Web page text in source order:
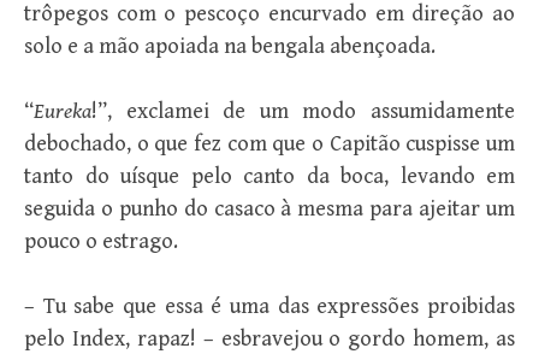
trôpegos com o pescoço encurvado em direção ao
solo e a mão apoiada na bengala abençoada.
“Eureka!”, exclamei de um modo assumidamente
debochado, o que fez com que o Capitão cuspisse um
tanto do uísque pelo canto da boca, levando em
seguida o punho do casaco à mesma para ajeitar um
pouco o estrago.
– Tu sabe que essa é uma das expressões proibidas
pelo Index, rapaz! – esbravejou o gordo homem, as